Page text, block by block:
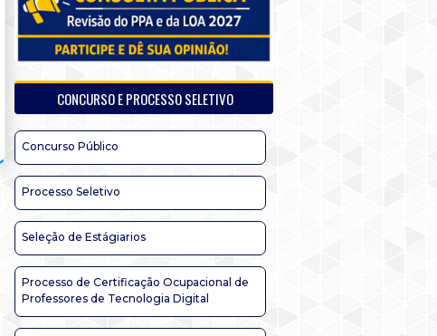
CONCURSO E PROCESSO SELETIVO
Concurso Público
Processo Seletivo
Seleção de Estágiarios
Processo de Certificação Ocupacional de
Professores de Tecnologia Digital